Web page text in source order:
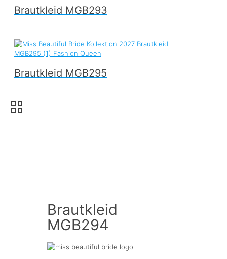
Brautkleid MGB293
Brautkleid MGB295
Brautkleid
MGB294